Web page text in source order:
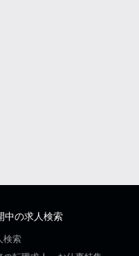
中の求人検索
検索